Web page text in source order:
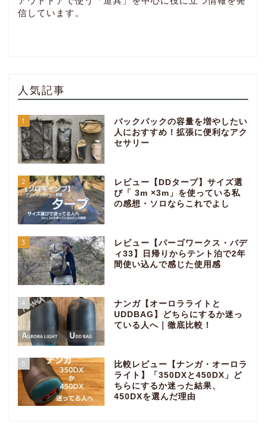
信しています。
人気記事
1
バックパックの容量を増やしたい
人におすすめ！拡張に便利なアク
セサリー
2
レビュー【DDタープ】サイズ選
び「 3m ×3m」を使っている私
の感想・ソロならこれでよし
3
レビュー【パーゴワークス・バデ
ィ33】日帰りからテント泊で2年
間使い込んで感じた使用感
4
ナンガ【オーロラライトと
UDDBAG】どちらにするか迷っ
ている人へ｜徹底比較！
5
比較レビュー【ナンガ・オーロラ
ライト】「350DXと450DX」ど
ちらにするか迷った結果、
450DXを選んだ理由